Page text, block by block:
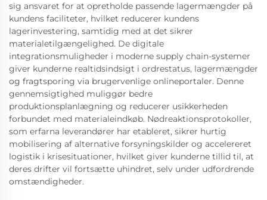
sig ansvaret for at opretholde passende lagermængder på
kundens faciliteter, hvilket reducerer kundens
lagerinvestering, samtidig med at det sikrer
materialetilgængelighed. De digitale
integrationsmuligheder i moderne supply chain-systemer
giver kunderne realtidsindsigt i ordrestatus, lagermængder
og fragtsporing via brugervenlige onlineportaler. Denne
gennemsigtighed muliggør bedre
produktionsplanlægning og reducerer usikkerheden
forbundet med materialeindkøb. Nødreaktionsprotokoller,
som erfarna leverandører har etableret, sikrer hurtig
mobilisering af alternative forsyningskilder og accelereret
logistik i krisesituationer, hvilket giver kunderne tillid til, at
deres drifter vil fortsætte uhindret, selv under udfordrende
omstændigheder.